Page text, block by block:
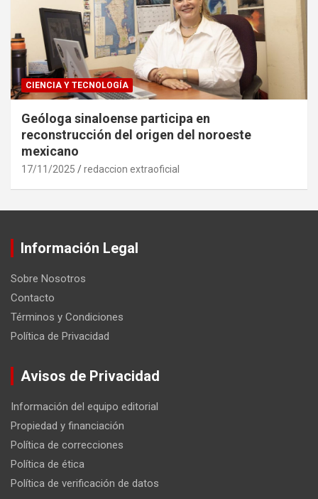
CIENCIA Y TECNOLOGÍA
Geóloga sinaloense participa en
reconstrucción del origen del noroeste
mexicano
17/11/2025 redaccion extraoficial
Información Legal
Sobre Nosotros
Contacto
Términos y Condiciones
Política de Privacidad
Avisos de Privacidad
Información del equipo editorial
Propiedad y financiación
Política de correcciones
Política de ética
Política de verificación de datos